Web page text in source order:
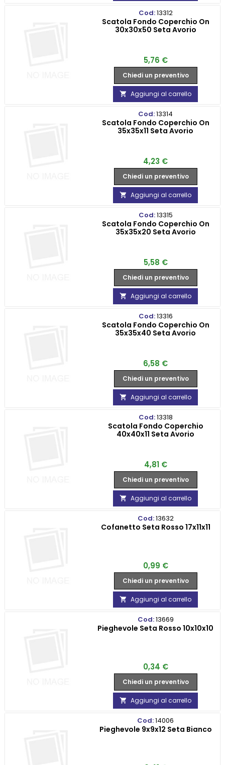
Cod:13312
Scatola Fondo Coperchio On
30x30x50 Seta Avorio
Prezzo
5,76 €
Chiedi un preventivo
 Aggiungi al carrello
Cod:13314
Scatola Fondo Coperchio On
35x35x11 Seta Avorio
Prezzo
4,23 €
Chiedi un preventivo
 Aggiungi al carrello
Cod:13315
Scatola Fondo Coperchio On
35x35x20 Seta Avorio
Prezzo
5,58 €
Chiedi un preventivo
 Aggiungi al carrello
Cod:13316
Scatola Fondo Coperchio On
35x35x40 Seta Avorio
Prezzo
6,58 €
Chiedi un preventivo
 Aggiungi al carrello
Cod:13318
Scatola Fondo Coperchio
40x40x11 Seta Avorio
Prezzo
4,81 €
Chiedi un preventivo
 Aggiungi al carrello
Cod:13632
Cofanetto Seta Rosso 17x11x11
Prezzo
0,99 €
Chiedi un preventivo
 Aggiungi al carrello
Cod:13669
Pieghevole Seta Rosso 10x10x10
Prezzo
0,34 €
Chiedi un preventivo
 Aggiungi al carrello
Cod:14006
Pieghevole 9x9x12 Seta Bianco